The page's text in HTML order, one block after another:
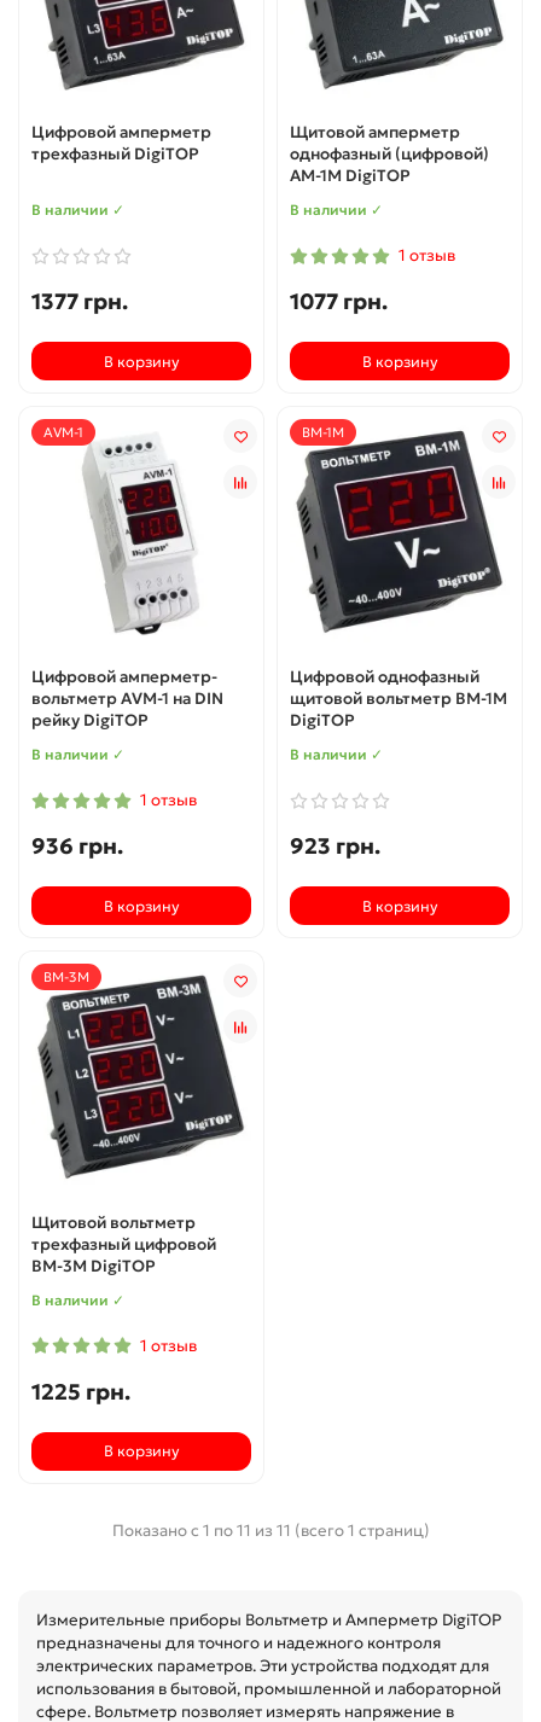
Цифровой амперметр
трехфазный DigiTOP
В наличии ✓
1377 грн.
В корзину
Щитовой амперметр
однофазный (цифровой)
АМ-1М DigiTOP
В наличии ✓
1 отзыв
1077 грн.
В корзину
AVM-1
Цифровой амперметр-
вольтметр АVМ-1 на DIN
рейку DigiTOP
В наличии ✓
1 отзыв
936 грн.
В корзину
ВМ-1М
Цифровой однофазный
щитовой вольтметр ВМ-1М
DigiTOP
В наличии ✓
923 грн.
В корзину
ВМ-3М
Щитовой вольтметр
трехфазный цифровой
ВМ-3М DigiTOP
В наличии ✓
1 отзыв
1225 грн.
В корзину
Показано с 1 по 11 из 11 (всего 1 страниц)
Измерительные приборы Вольтметр и Амперметр DigiTOP
предназначены для точного и надежного контроля
электрических параметров. Эти устройства подходят для
использования в бытовой, промышленной и лабораторной
сфере. Вольтметр позволяет измерять напряжение в